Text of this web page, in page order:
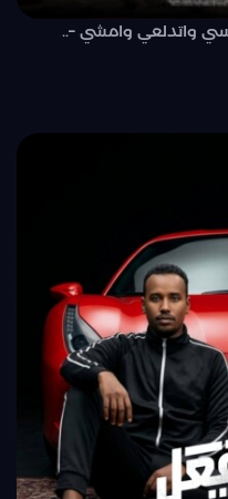
واتدلعي وامشي –..